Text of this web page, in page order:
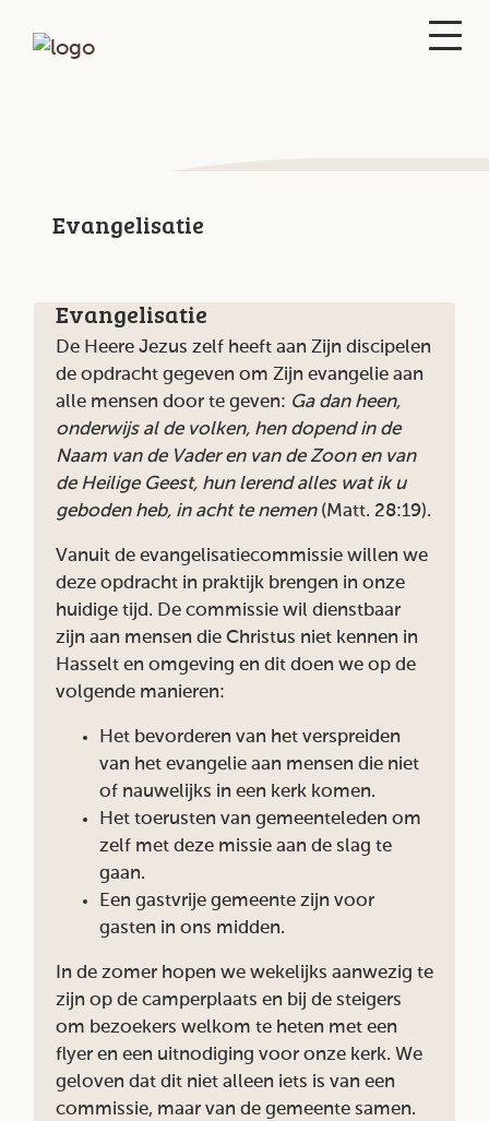
Evangelisatie
Evangelisatie
De Heere Jezus zelf heeft aan Zijn discipelen
de opdracht gegeven om Zijn evangelie aan
alle mensen door te geven: Ga dan heen,
onderwijs al de volken, hen dopend in de
Naam van de Vader en van de Zoon en van
de Heilige Geest, hun lerend alles wat ik u
geboden heb, in acht te nemen(Matt. 28:19).
Vanuit de evangelisatiecommissie willen we
deze opdracht in praktijk brengen in onze
huidige tijd. De commissie wil dienstbaar
zijn aan mensen die Christus niet kennen in
Hasselt en omgeving en dit doen we op de
volgende manieren:
Het bevorderen van het verspreiden
van het evangelie aan mensen die niet
of nauwelijks in een kerk komen.
Het toerusten van gemeenteleden om
zelf met deze missie aan de slag te
gaan.
Een gastvrije gemeente zijn voor
gasten in ons midden.
In de zomer hopen we wekelijks aanwezig te
zijn op de camperplaats en bij de steigers
om bezoekers welkom te heten met een
flyer en een uitnodiging voor onze kerk. We
geloven dat dit niet alleen iets is van een
commissie, maar van de gemeente samen.